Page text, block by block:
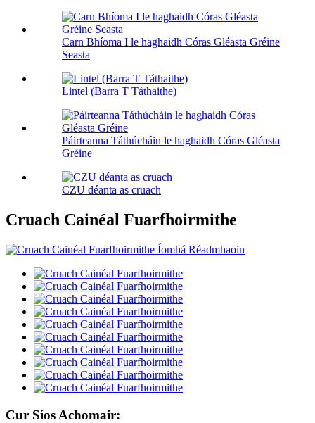
Carn Bhíoma I le haghaidh Córas Gléasta Gréine
Seasta
Lintel (Barra T Táthaithe)
Páirteanna Táthúcháin le haghaidh Córas Gléasta
Gréine
CZU déanta as cruach
Cruach Cainéal Fuarfhoirmithe
Cur Síos Achomair: